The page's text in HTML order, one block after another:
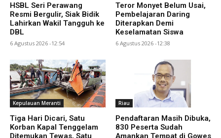
HSBL Seri Perawang
Resmi Bergulir, Siak Bidik
Lahirkan Wakil Tangguh ke
DBL
6 Agustus 2026 -12:54
Teror Monyet Belum Usai,
Pembelajaran Daring
Diterapkan Demi
Keselamatan Siswa
6 Agustus 2026 -12:38
Kepulauan Meranti
Tiga Hari Dicari, Satu
Korban Kapal Tenggelam
Ditemukan Tewas, Satu
Riau
Pendaftaran Masih Dibuka,
830 Peserta Sudah
Amankan Tempat di Gowes